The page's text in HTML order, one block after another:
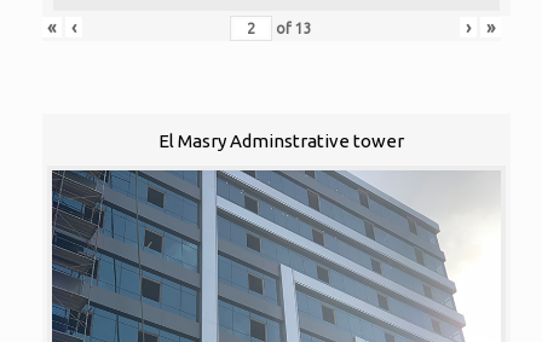
«
‹ of 13 › »
El Masry Adminstrative tower